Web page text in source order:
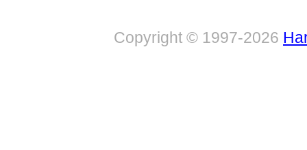
Copyright © 1997-2026